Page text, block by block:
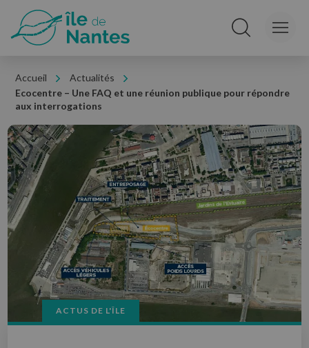
Accueil
Actualités
Ecocentre – Une FAQ et une réunion publique pour répondre
aux interrogations
ACTUS DE L'ÎLE
Panneau de gestion des cookies